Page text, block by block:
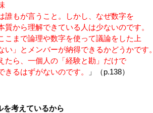
もが言うこと。しかし、なぜ数字を
から理解できている人は少ないのです。
で論理や数字を使って議論をした上
」とメンバーが納得できるかどうかです。
、一個人の「経験と勘」だけで
るはずがないのです。
」（p.138）
を考えているから